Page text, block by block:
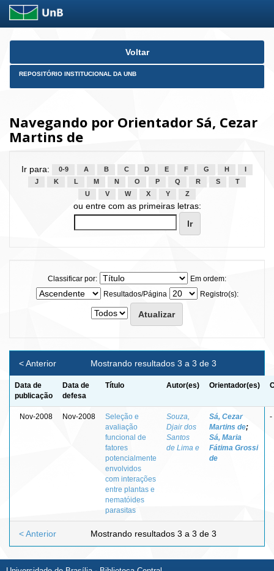
Skip
Voltar
REPOSITÓRIO INSTITUCIONAL DA UNB
Navegando por Orientador Sá, Cezar
Martins de
Ir para: 0-9 A B C D E F G H
J
K L M N O P Q R S
T
U
V W X Y Z
ou entre com as primeiras letras:
Classificar por:
Em ordem:
Resultados/Página
Registro(s):
Mostrando resultados 3 a 3 de 3
< Anterior
Data de
publicação
Data de
defesa
Título Autor(es) Orientador(es)
Nov-2008 Nov-2008
Seleção e
avaliação
funcional de
fatores
potencialmente
envolvidos
com interações
entre plantas e
nematóides
parasitas
Souza,
Djair dos
Santos
de Lima e
Sá, Cezar
Martins de;
Sá, Maria
Fátima Grossi
de
-
Mostrando resultados 3 a 3 de 3
< Anterior